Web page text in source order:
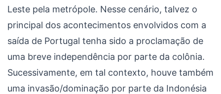
Leste pela metrópole. Nesse cenário, talvez o
principal dos acontecimentos envolvidos com a
saída de Portugal tenha sido a proclamação de
uma breve independência por parte da colônia.
Sucessivamente, em tal contexto, houve também
uma invasão/dominação por parte da Indonésia